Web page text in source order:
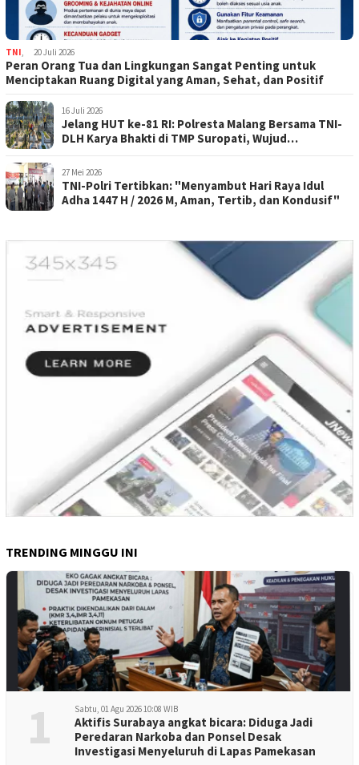
TNI, 20 Juli 2026
Peran Orang Tua dan Lingkungan Sangat Penting untuk
Menciptakan Ruang Digital yang Aman, Sehat, dan Positif
16 Juli 2026
Jelang HUT ke-81 RI: Polresta Malang Bersama TNI-
DLH Karya Bhakti di TMP Suropati, Wujud
27 Mei 2026
TNI-Polri Tertibkan: "Menyambut Hari Raya Idul
Adha 1447 H / 2026 M, Aman, Tertib, dan Kondusif"
TRENDING MINGGU INI
1 Sabtu, 01 Agu 2026 10:08 WIB
Aktifis Surabaya angkat bicara: Diduga Jadi
Peredaran Narkoba dan Ponsel Desak
Investigasi Menyeluruh di Lapas Pamekasan